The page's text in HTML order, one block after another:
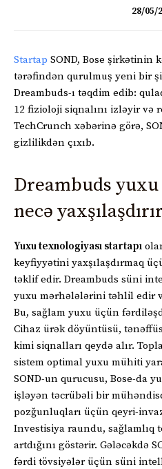
28/05/
Startap SOND, Bose şirkətinin
tərəfindən qurulmuş yeni bir
Dreambuds-ı təqdim edib:
12 fizioloji siqnalını izləyir və
TechCrunch xəbərinə görə,
gizlilikdən çıxıb.
Dreambuds
necə
Yuxu texnologiyası startapı
keyfiyyətini yaxşılaşdırmaq
təklif edir. Dreambuds süni
yuxu mərhələlərini təhlil edir
Bu, sağlam yuxu üçün
Cihaz ürək döyüntüsü,
kimi siqnalları qeydə alır.
sistem optimal yuxu mühiti
SOND-un qurucusu, Bose-da
işləyən təcrübəli bir
pozğunluqları üçün qeyri-
Investisiya raundu, sağlamlıq
artdığını göstərir. Gələcəkdə
fərdi tövsiyələr üçün süni